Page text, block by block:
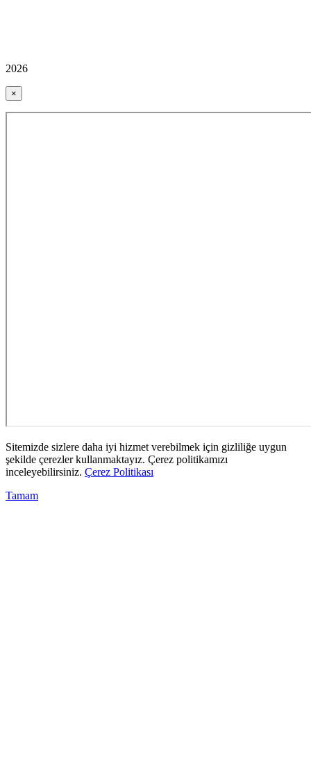
2026
×
Sitemizde sizlere daha iyi hizmet verebilmek için gizliliğe uygun
şekilde çerezler kullanmaktayız. Çerez politikamızı
inceleyebilirsiniz. Çerez Politikası
Tamam